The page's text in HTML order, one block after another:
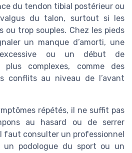
du tendon tibial postérieur ou
du talon, surtout si les
ou trop souples. Chez les pieds
un manque d’amorti, une
ou un début de
complexes, comme des
conflits au niveau de l’avant
répétés, il ne suffit pas
au hasard ou de serrer
faut consulter un professionnel
un podologue du sport ou un